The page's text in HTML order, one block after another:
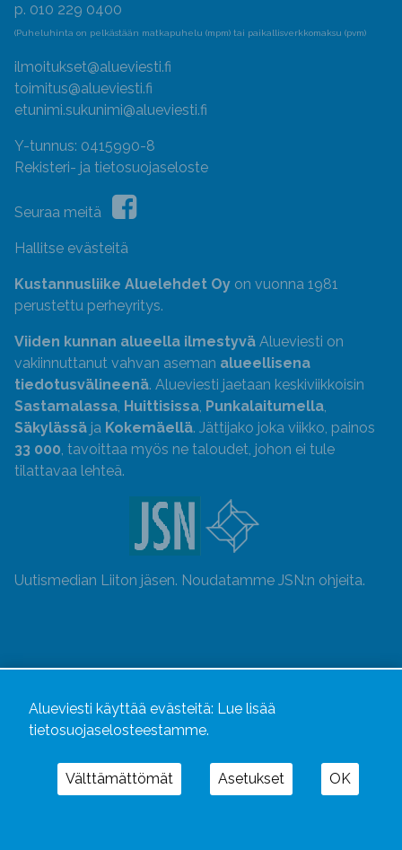
p. 010 229 0400
(Puheluhinta on pelkästään matkapuhelu (mpm) tai paikallisverkkomaksu (pvm)
ilmoitukset@alueviesti.fi
toimitus@alueviesti.fi
etunimi.sukunimi@alueviesti.fi
Y-tunnus: 0415990-8
Rekisteri- ja tietosuojaseloste
Seuraa meitä
Hallitse evästeitä
Kustannusliike Aluelehdet Oy on vuonna 1981
perustettu perheyritys.
Viiden kunnan alueella ilmestyvä Alueviesti on
vakiinnuttanut vahvan aseman alueellisena
tiedotusvälineenä. Alueviesti jaetaan keskiviikkoisin
Sastamalassa, Huittisissa, Punkalaitumella,
Säkylässä ja Kokemäellä. Jättijako joka viikko, painos
33 000, tavoittaa myös ne taloudet, johon ei tule
tilattavaa lehteä.
Uutismedian Liiton jäsen. Noudatamme JSN:n ohjeita.
Alueviesti käyttää evästeitä: Lue lisää
tietosuojaselosteestamme.
Välttämättömät Asetukset OK